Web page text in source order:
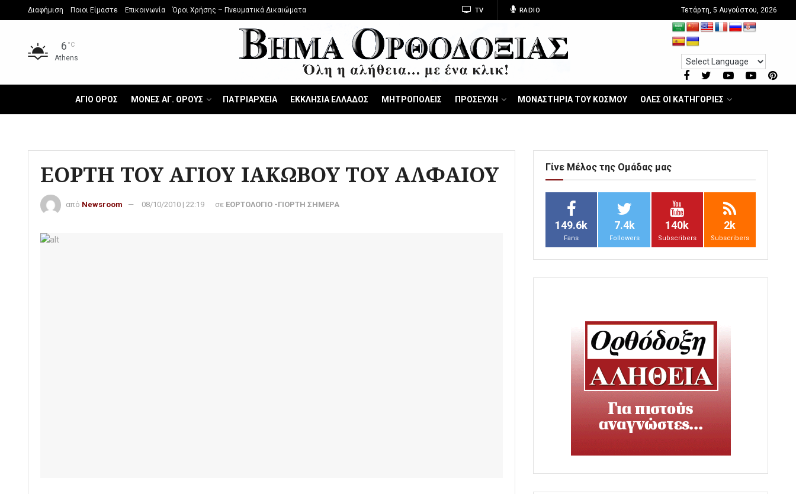
Διαφήμιση Ποιοι Είμαστε Επικοινωνία Όροι Χρήσης – Πνευματικά Δικαιώματα TV RADIO Τετάρτη, 5 Αυγούστου, 2026
6 °C
Athens
ΑΓΙΟ ΟΡΟΣ ΜΟΝΕΣ ΑΓ. ΟΡΟΥΣ ΠΑΤΡΙΑΡΧΕΙΑ ΕΚΚΛΗΣΙΑ ΕΛΛΑΔΟΣ ΜΗΤΡΟΠΟΛΕΙΣ ΠΡΟΣΕΥΧΗ ΜΟΝΑΣΤΗΡΙΑ ΤΟΥ ΚΟΣΜΟΥ ΟΛΕΣ ΟΙ ΚΑΤΗΓΟΡΙΕΣ
ΕΟΡΤΗ ΤΟΥ ΑΓΙΟΥ ΙΑΚΩΒΟΥ ΤΟΥ ΑΛΦΑΙΟΥ
από Newsroom 08/10/2010 | 22:19 σε ΕΟΡΤΟΛΟΓΙΟ -ΓΙΟΡΤΗ ΣΗΜΕΡΑ
Γίνε Μέλος της Ομάδας μας
149.6k
Fans
7.4k
Followers
140k
Subscribers
2k
Subscribers